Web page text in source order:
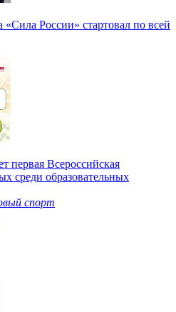
России» стартовал по всей
первая Всероссийская
среди образовательных
спорт